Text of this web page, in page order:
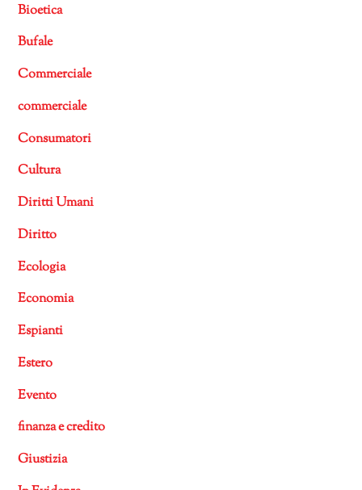
Bioetica
Bufale
Commerciale
commerciale
Consumatori
Cultura
Diritti Umani
Diritto
Ecologia
Economia
Espianti
Estero
Evento
finanza e credito
Giustizia